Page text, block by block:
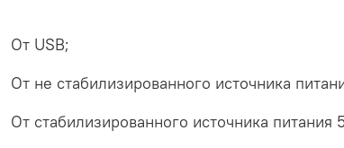
От USB;
От не стабилизированного источника
От стабилизированного источника питания